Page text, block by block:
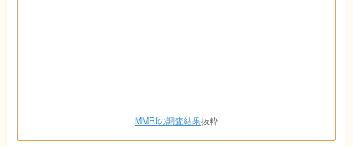
MMRIの調査結果抜粋